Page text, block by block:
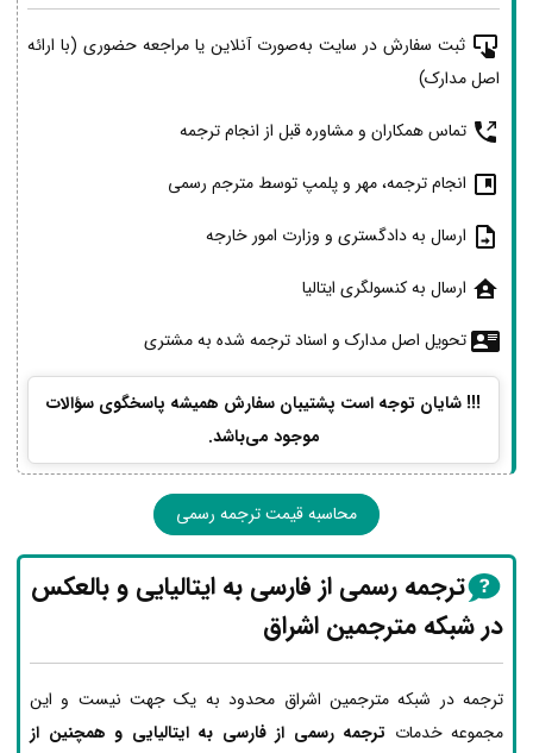
ثبت سفارش در سایت به‌صورت آنلاین یا مراجعه حضوری (با ارائه
اصل مدارک)
تماس همکاران و مشاوره قبل از انجام ترجمه
انجام ترجمه، مهر و پلمپ توسط مترجم رسمی
ارسال به دادگستری و وزارت امور خارجه
ارسال به کنسولگری ایتالیا
تحویل اصل مدارک و اسناد ترجمه شده به مشتری
!!! شایان توجه است پشتیبان سفارش همیشه پاسخگوی سؤالات
موجود می‌باشد.
محاسبه قیمت ترجمه رسمی
ترجمه رسمی از فارسی به ایتالیایی و بالعکس
در شبکه مترجمین اشراق
ترجمه در شبکه مترجمین اشراق محدود به یک جهت نیست و این
مجموعه خدمات ترجمه رسمی از فارسی به ایتالیایی و همچنین از